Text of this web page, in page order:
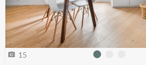
15 Photo 0